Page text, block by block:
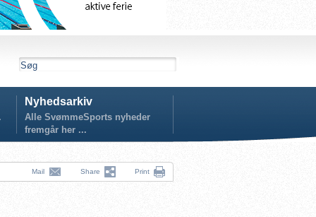
Nyhedsarkiv
Alle SvømmeSports nyheder
fremgår her ...
Mail Share Print